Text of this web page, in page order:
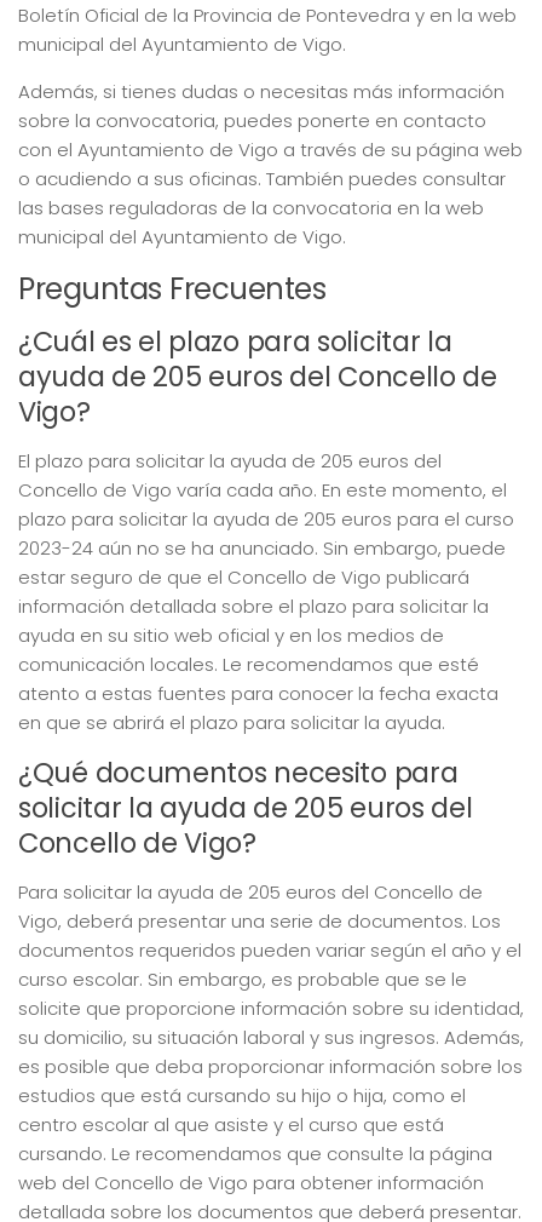
Boletín Oficial de la Provincia de Pontevedra y en la web
municipal del Ayuntamiento de Vigo.
Además, si tienes dudas o necesitas más información
sobre la convocatoria, puedes ponerte en contacto
con el Ayuntamiento de Vigo a través de su página web
o acudiendo a sus oficinas. También puedes consultar
las bases reguladoras de la convocatoria en la web
municipal del Ayuntamiento de Vigo.
Preguntas Frecuentes
¿Cuál es el plazo para solicitar la
ayuda de 205 euros del Concello de
Vigo?
El plazo para solicitar la ayuda de 205 euros del
Concello de Vigo varía cada año. En este momento, el
plazo para solicitar la ayuda de 205 euros para el curso
2023-24 aún no se ha anunciado. Sin embargo, puede
estar seguro de que el Concello de Vigo publicará
información detallada sobre el plazo para solicitar la
ayuda en su sitio web oficial y en los medios de
comunicación locales. Le recomendamos que esté
atento a estas fuentes para conocer la fecha exacta
en que se abrirá el plazo para solicitar la ayuda.
¿Qué documentos necesito para
solicitar la ayuda de 205 euros del
Concello de Vigo?
Para solicitar la ayuda de 205 euros del Concello de
Vigo, deberá presentar una serie de documentos. Los
documentos requeridos pueden variar según el año y el
curso escolar. Sin embargo, es probable que se le
solicite que proporcione información sobre su identidad,
su domicilio, su situación laboral y sus ingresos. Además,
es posible que deba proporcionar información sobre los
estudios que está cursando su hijo o hija, como el
centro escolar al que asiste y el curso que está
cursando. Le recomendamos que consulte la página
web del Concello de Vigo para obtener información
detallada sobre los documentos que deberá presentar.